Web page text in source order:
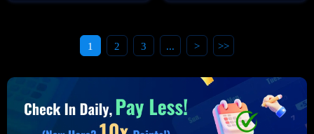
1 2 3 ... > >>